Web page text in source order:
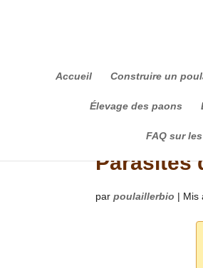
Accueil Construire un
Élevage des paons
FAQ sur
Parasites
parpoulaillerbio | Mis